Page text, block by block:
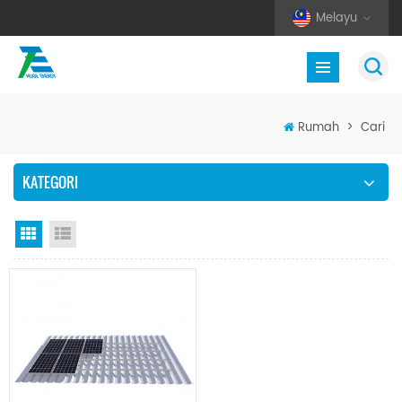
Melayu
Rumah > Cari
KATEGORI
Paparan grid